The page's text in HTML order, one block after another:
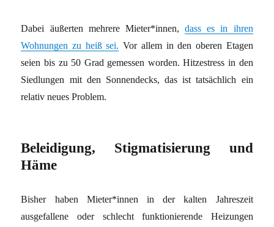
Dabei äußerten mehrere Mieter*innen,dass es in ihren
Wohnungen zu heiß sei. Vor allem in den oberen Etagen
seien bis zu 50 Grad gemessen worden. Hitzestress in den
Siedlungen mit den Sonnendecks, das ist tatsächlich ein
relativ neues Problem.
Beleidigung, Stigmatisierung und
Häme
Bisher haben Mieter*innen in der kalten Jahreszeit
ausgefallene oder schlecht funktionierende Heizungen